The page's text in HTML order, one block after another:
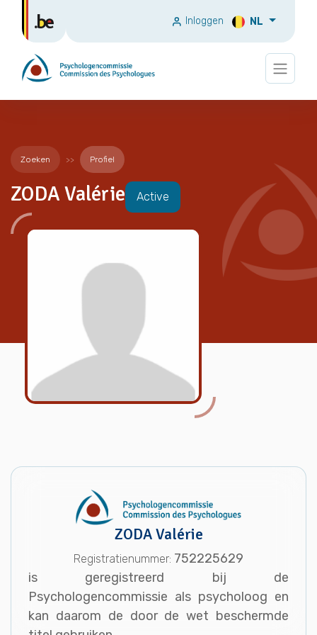
Inloggen NL
Zoeken Profiel
ZODA Valérie Active
ZODA Valérie
Registratienummer: 752225629
is geregistreerd bij de
Psychologencommissie als psycholoog en
kan daarom de door de wet beschermde